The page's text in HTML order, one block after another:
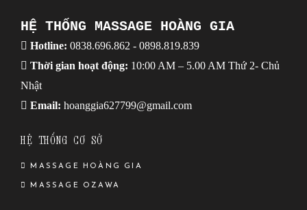
HỆ THỐNG MASSAGE HOÀNG GIA
Hotline: 0838.696.862 - 0898.819.839
Thời gian hoạt động: 10:00 AM – 5.00 AM Thứ 2- Chủ
Nhật
Email: hoanggia627799@gmail.com
HỆ THỐNG CƠ SỞ
MASSAGE HOÀNG GIA
MASSAGE OZAWA